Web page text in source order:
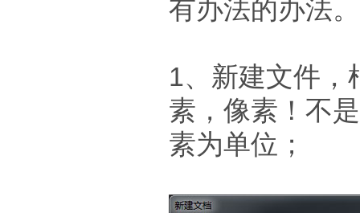
有办法的办法
1、新建文件，
素，像素！不
素为单位；